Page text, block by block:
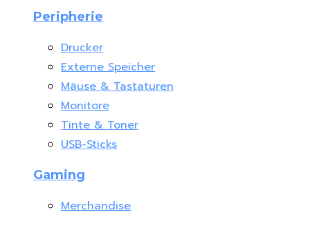
Peripherie
Drucker
Externe Speicher
Mäuse & Tastaturen
Monitore
Tinte & Toner
USB-Sticks
Gaming
Merchandise